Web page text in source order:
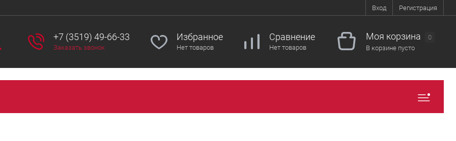
Вход Регистрация
+7 (3519) 49-66-33
Заказать звонок
Избранное
Нет товаров
Сравнение
Нет товаров
Моя корзина
0
В корзине пусто